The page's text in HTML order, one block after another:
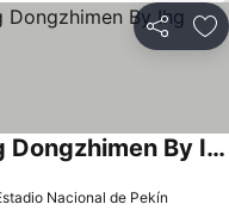
Compartir
Holiday Inn Express Beijing Dongzhimen By Ihg
Nacional de Pekín